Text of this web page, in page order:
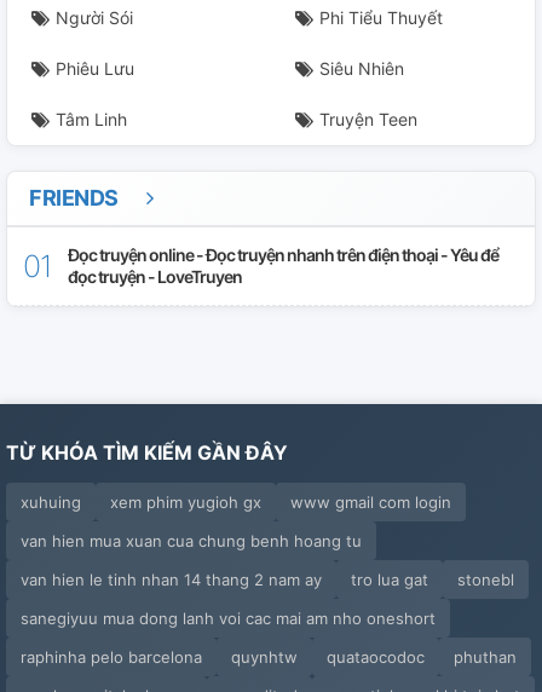
Chap 29: Nguy Cơ Mới
Chap 30: Tập Kích Bất Ngờ Ắt Tự Diệt
Chap 31: Ngộ Không Mất Trí Nhớ
Chap 33: Học Cũng Là Một Nghệ Thuật
Chap 34: Cô Đơn Vẫy Gọi
Chap 37: Nội Tâm Của Tôn Ngộ Không
Chap 38: Nội Tâm Tuyết
Chap 40: Phản Công
Chap 41: Mê Hoặc
Người Sói Phi Tiểu Thuyết
Phiêu Lưu Siêu Nhiên
Tâm Linh Truyện Teen
FRIENDS
Đọc truyện online - Đọc truyện nhanh trên điện thoại - Yêu để
đọc truyện - LoveTruyen
TỪ KHÓA TÌM KIẾM GẦN ĐÂY
xuhuing xem phim yugioh gx
www gmail com login
van hien mua xuan cua chung benh hoang tu
van hien le tinh nhan 14 thang 2 nam ay
tro lua gat
stonebl
sanegiyuu mua dong lanh voi cac mai am nho oneshort
raphinha pelo barcelona
quynhtw quataocodoc
phuthan